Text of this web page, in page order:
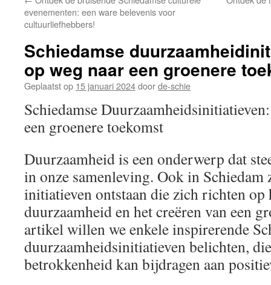
inhoud
evenementen: een ware belevenis voor
cultuurliefhebbers!
Schiedamse
op weg naar een groenere
Geplaatst op 15 januari 2024doorde-schie
Schiedamse
een groenere toekomst
Duurzaamheid is een onderwerp dat
in onze samenleving. Ook in Schiedam
initiatieven ontstaan die zich richten op
duurzaamheid en het creëren van een
artikel willen we enkele inspirerende
duurzaamheidsinitiatieven belichten,
betrokkenheid kan bijdragen aan